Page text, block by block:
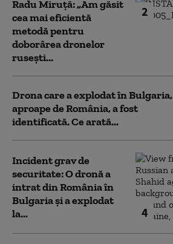
2
Radu Miruță: „Am găsit
cea mai eficientă
metodă pentru
doborârea dronelor
rusești...
Drona care a explodat în Bulgaria,
aproape de România, a fost
identificată. Ce arată...
4
Incident grav de
securitate: O dronă a
intrat din România în
Bulgaria şi a explodat
la...